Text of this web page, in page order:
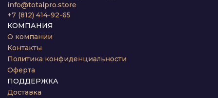
info@totalpro.store
+7 (812) 414-92-65
КОМПАНИЯ
О компании
Контакты
Политика конфиденциальности
Оферта
ПОДДЕРЖКА
Доставка